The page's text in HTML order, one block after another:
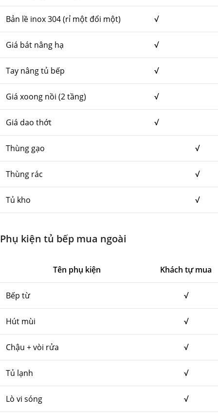
Bản lề inox 304 (rỉ một đổi một) √
Giá bát nâng hạ √
Tay nâng tủ bếp √
Giá xoong nồi (2 tầng) √
Giá dao thớt √
Thùng gạo √
Thùng rác √
Tủ kho √
Phụ kiện tủ bếp mua ngoài
Tên phụ kiện Khách tự mua
Bếp từ √
Hút mùi √
Chậu + vòi rửa √
Tủ lạnh √
Lò vi sóng √